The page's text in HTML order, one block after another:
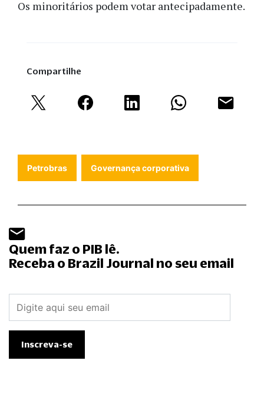
Os minoritários podem votar antecipadamente.
Compartilhe
Petrobras Governança corporativa
Quem faz o PIB lê.
Receba o Brazil Journal no seu email